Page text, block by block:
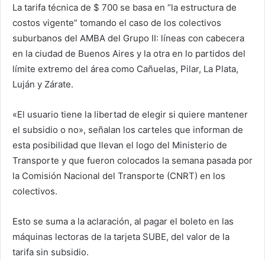
La tarifa técnica de $ 700 se basa en “la estructura de
costos vigente” tomando el caso de los colectivos
suburbanos del AMBA del Grupo II: líneas con cabecera
en la ciudad de Buenos Aires y la otra en lo partidos del
límite extremo del área como Cañuelas, Pilar, La Plata,
Luján y Zárate.
«El usuario tiene la libertad de elegir si quiere mantener
el subsidio o no», señalan los carteles que informan de
esta posibilidad que llevan el logo del Ministerio de
Transporte y que fueron colocados la semana pasada por
la Comisión Nacional del Transporte (CNRT) en los
colectivos.
Esto se suma a la aclaración, al pagar el boleto en las
máquinas lectoras de la tarjeta SUBE, del valor de la
tarifa sin subsidio.